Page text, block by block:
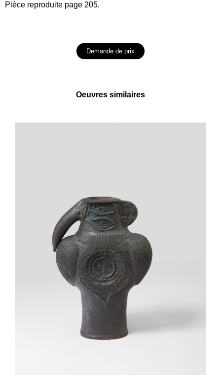
Pièce reproduite page 205.
Demande de prix
Oeuvres similaires